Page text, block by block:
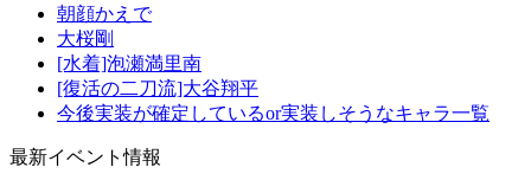
朝顔かえで
大桜剛
[水着]泡瀬満里南
[復活の二刀流]大谷翔平
今後実装が確定しているor実装しそうなキャラ一覧
最新イベント情報